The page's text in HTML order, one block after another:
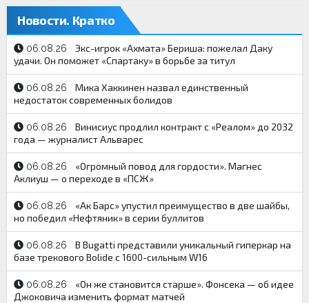
Новости. Кратко
06.08.26
Экс-игрок «Ахмата» Бериша: пожелал Даку
удачи. Он поможет «Спартаку» в борьбе за титул
06.08.26
Мика Хаккинен назвал единственный
недостаток современных болидов
06.08.26
Винисиус продлил контракт с «Реалом» до 2032
года — журналист Альварес
06.08.26
«Огромный повод для гордости». Магнес
Аклиуш — о переходе в «ПСЖ»
06.08.26
«Ак Барс» упустил преимущество в две шайбы,
но победил «Нефтяник» в серии буллитов
06.08.26
В Bugatti представили уникальный гиперкар на
базе трекового Bolide с 1600-сильным W16
06.08.26
«Он же становится старше». Фонсека — об идее
Джоковича изменить формат матчей